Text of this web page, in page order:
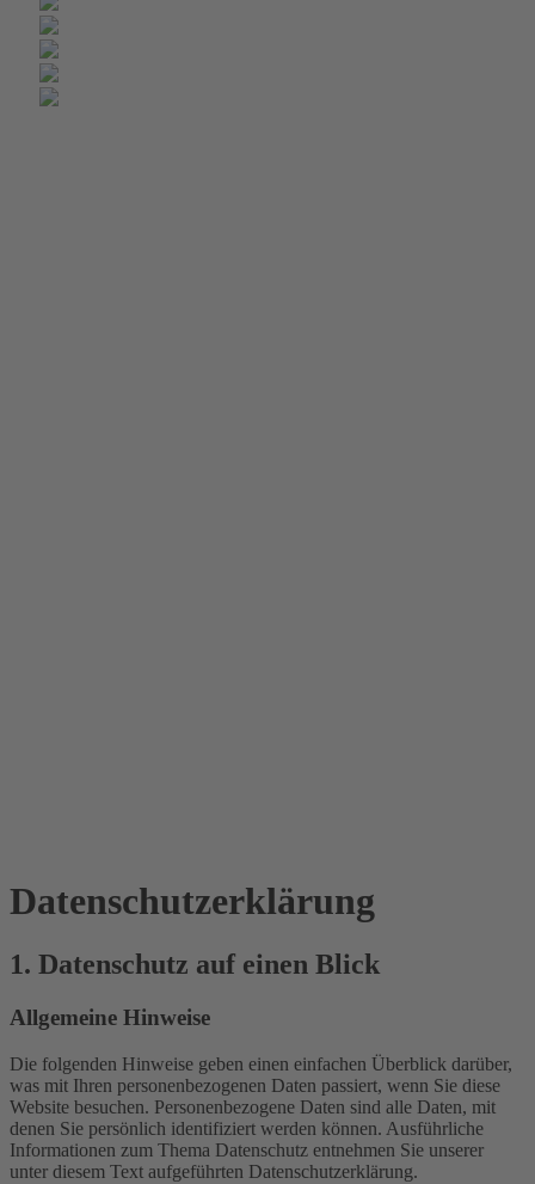
Datenschutz­erklärung
1. Datenschutz auf einen Blick
Allgemeine Hinweise
Die folgenden Hinweise geben einen einfachen Überblick darüber,
was mit Ihren personenbezogenen Daten passiert, wenn Sie diese
Website besuchen. Personenbezogene Daten sind alle Daten, mit
denen Sie persönlich identifiziert werden können. Ausführliche
Informationen zum Thema Datenschutz entnehmen Sie unserer
unter diesem Text aufgeführten Datenschutzerklärung.